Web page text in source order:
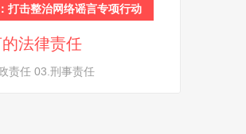
打击整治网络谣言专项行动
法律责任
责任 03.刑事责任